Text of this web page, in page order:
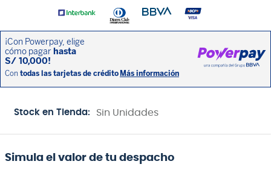
Stock en Tienda: Sin Unidades
Simula el valor de tu despacho